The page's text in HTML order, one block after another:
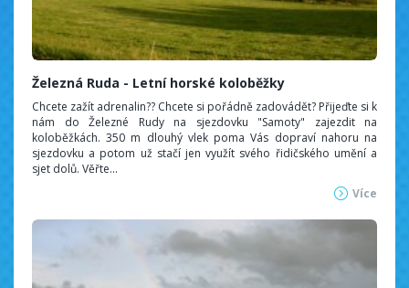
Železná Ruda - Letní horské koloběžky
Chcete zažít adrenalin?? Chcete si pořádně zadovádět? Přijeďte si k
nám do Železné Rudy na sjezdovku "Samoty" zajezdit na
koloběžkách. 350 m dlouhý vlek poma Vás dopraví nahoru na
sjezdovku a potom už stačí jen využít svého řidičského umění a
sjet dolů. Věřte...
Více